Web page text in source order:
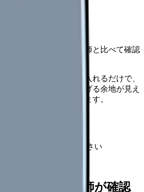
がる？同じ条件の看護師と比べて確認
設タイプ・夜勤回数を入れるだけで、
の現在地と、年収を上げる余地が見え
、まず数字で整理できます。
を確認する
新情報を確認してください
人票を、看護師が確認